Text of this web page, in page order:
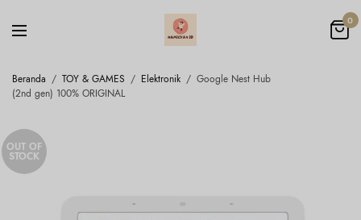
0
Beranda / TOY & GAMES / Elektronik / Google Nest Hub
(2nd gen) 100% ORIGINAL
OUT OF
STOCK